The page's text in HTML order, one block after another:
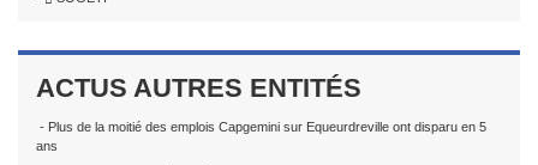
ACTUS AUTRES ENTITÉS
- Plus de la moitié des emplois Capgemini sur Equeurdreville ont disparu en 5
ans